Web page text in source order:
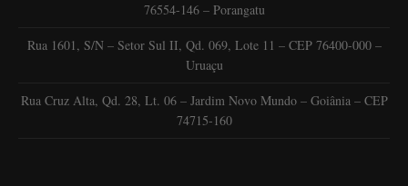
76554-146 – Porangatu
Rua 1601, S/N – Setor Sul II, Qd. 069, Lote 11 – CEP 76400-000 –
Uruaçu
Rua Cruz Alta, Qd. 28, Lt. 06 – Jardim Novo Mundo – Goiânia – CEP
74715-160